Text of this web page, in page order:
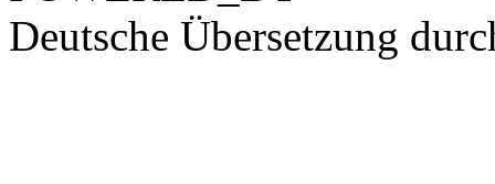
Deutsche Übersetzung